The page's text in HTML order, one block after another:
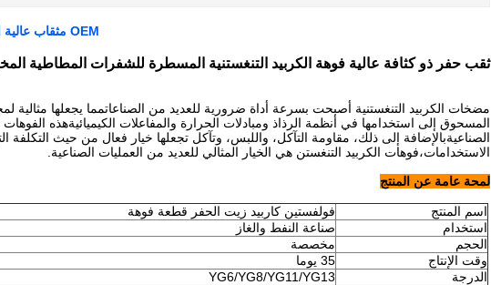
OEM مثقاب عالية الكثافة الأسمنت فوهة كربيد التنجستن لقم مخروط الأسطوانة
ثقب حفر ذو كثافة عالية فوهة الكربيد التنغستنية المسطرة للشفرات المطاطية
مضخات الكربيد التنغستنية أصبحت بسرعة أداة ضرورية للعديد من الصناعاتمما يجعلها مثالية
المسحوق إلى استخدامها في أنظمة الرذاذ ومبادلات الحرارة والمفاعلات الكيميائيةهذه
الصناعيةبالإضافة إلى ذلك، مقاومة التآكل، واللبس، وتآكل تجعلها خيار فعال من حيث
الاستخدامات،فوهات الكربيد التنغستن هي الخيار المثالي للعديد من العمليات الصناعية.
لمحة عامة عن المنتج
اسم المنتج
فولفستين كاربيد زيت الحفر قطعة فوهة
استخدام
صناعة النفط والغاز
الحجم
مخصصة
وقت الإنتاج
35 يوما
الدرجة
YG6/YG8/YG11/YG13